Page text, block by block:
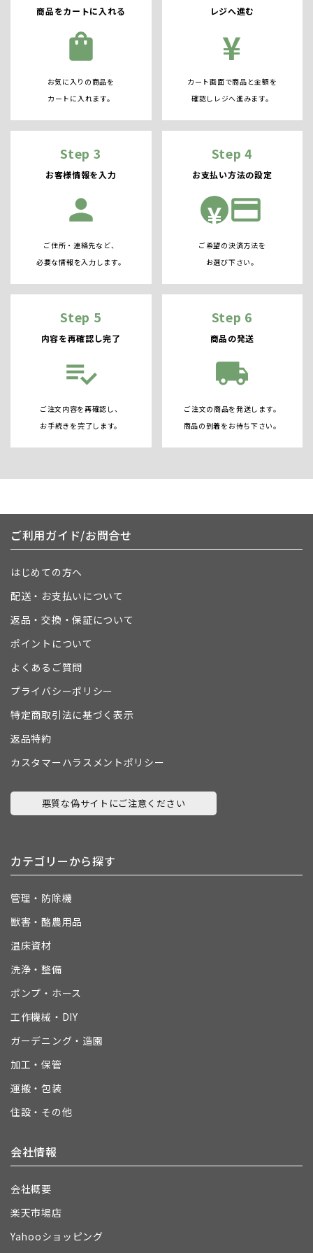
商品をカートに入れる
shopping_bag
お気に入りの商品を
カートに入れます。
レジへ進む
¥
カート画面で商品と金額を
確認しレジへ進みます。
Step 3
お客様情報を入力
person
ご住所・連絡先など、
必要な情報を入力します。
Step 4
お支払い方法の設定
¥ credit_card
ご希望の決済方法を
お選び下さい。
Step 5
内容を再確認し完了
playlist_add_check
ご注文内容を再確認し、
お手続きを完了します。
Step 6
商品の発送
local_shipping
ご注文の商品を発送します。
商品の到着をお待ち下さい。
ご利用ガイド/お問合せ
はじめての方へ
配送・お支払いについて
返品・交換・保証について
ポイントについて
よくあるご質問
プライバシーポリシー
特定商取引法に基づく表示
返品特約
カスタマーハラスメントポリシー
悪質な偽サイトにご注意ください
カテゴリーから探す
管理・防除機
獣害・酪農用品
温床資材
洗浄・整備
ポンプ・ホース
工作機械・DIY
ガーデニング・造園
加工・保管
運搬・包装
住設・その他
会社情報
会社概要
楽天市場店
Yahooショッピング